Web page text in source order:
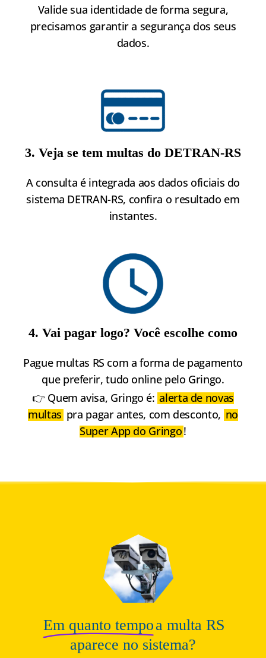
Valide sua identidade de forma segura,
precisamos garantir a segurança dos seus
dados.
3. Veja se tem multas do DETRAN-RS
A consulta é integrada aos dados oficiais do
sistema DETRAN-RS, confira o resultado em
instantes.
4. Vai pagar logo? Você escolhe como
Pague multas RS com a forma de pagamento
que preferir, tudo online pelo Gringo.
👉 Quem avisa, Gringo é: alerta de novas
multas pra pagar antes, com desconto, no
Super App do Gringo!
Em quanto tempoa multa RS
aparece no sistema?